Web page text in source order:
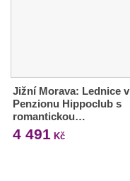
Jižní Morava: Lednice v
Penzionu Hippoclub s
romantickou…
4 491 Kč